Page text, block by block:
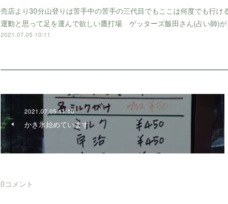
売店より30分山登りは苦手中の苦手の三代目でもここは何度でも行
運動と思って足を運んで欲しい鷹打場 ゲッターズ飯田さん(占い師)
2021.07.05 10:11
2021.07.05 11:10
かき氷始めています
0コメント